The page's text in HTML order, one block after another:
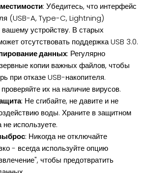
: Убедитесь, что интерфейс
(USB-A, Type-C, Lightning)
вашему устройству. В старых
отсутствовать поддержка USB 3.0.
данных: Регулярно
копии важных файлов, чтобы
при отказе USB-накопителя.
их на наличие вирусов.
: Не сгибайте, не давите и не
воды. Храните в защитном
не используете.
: Никогда не отключайте
- всегда используйте опцию
чтобы предотвратить